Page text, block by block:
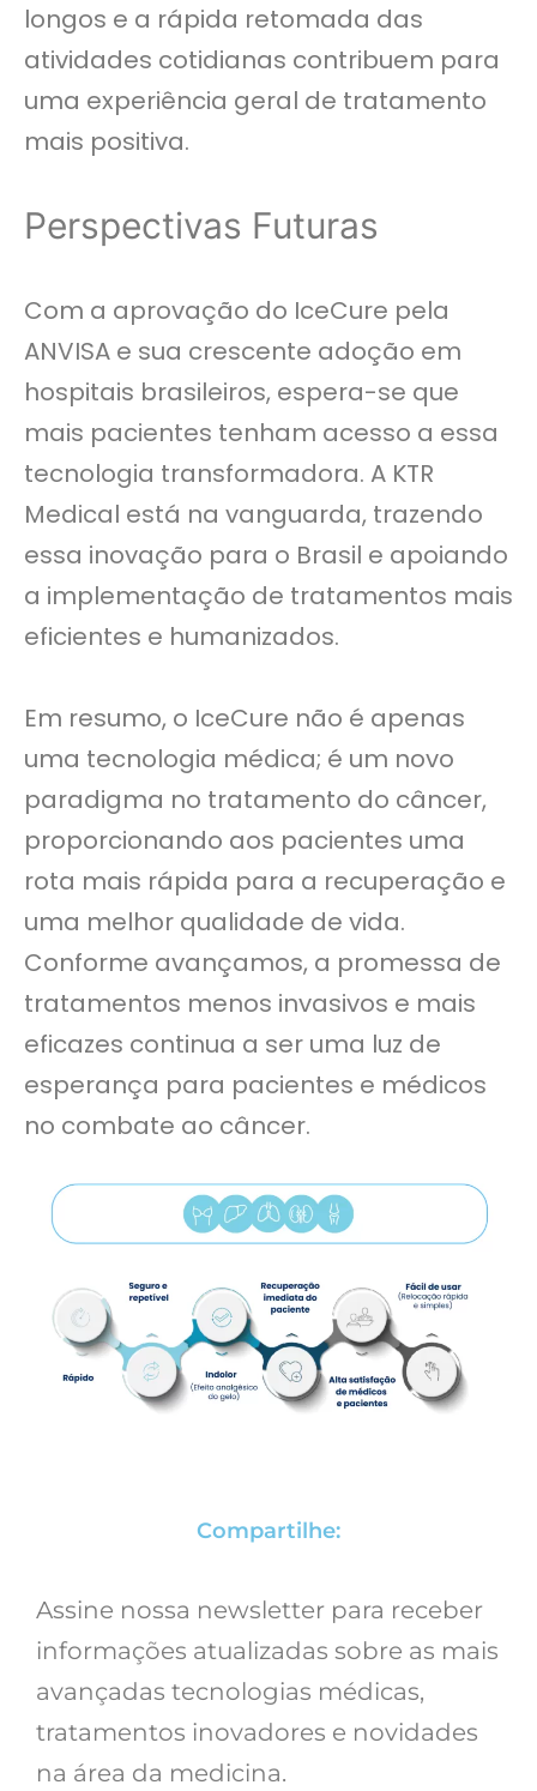
longos e a rápida retomada das
atividades cotidianas contribuem para
uma experiência geral de tratamento
mais positiva.
Perspectivas Futuras
Com a aprovação do IceCure pela
ANVISA e sua crescente adoção em
hospitais brasileiros, espera-se que
mais pacientes tenham acesso a essa
tecnologia transformadora. A KTR
Medical está na vanguarda, trazendo
essa inovação para o Brasil e apoiando
a implementação de tratamentos mais
eficientes e humanizados.
Em resumo, o IceCure não é apenas
uma tecnologia médica; é um novo
paradigma no tratamento do câncer,
proporcionando aos pacientes uma
rota mais rápida para a recuperação e
uma melhor qualidade de vida.
Conforme avançamos, a promessa de
tratamentos menos invasivos e mais
eficazes continua a ser uma luz de
esperança para pacientes e médicos
no combate ao câncer.
Compartilhe:
Assine nossa newsletter para receber
informações atualizadas sobre as mais
avançadas tecnologias médicas,
tratamentos inovadores e novidades
na área da medicina.